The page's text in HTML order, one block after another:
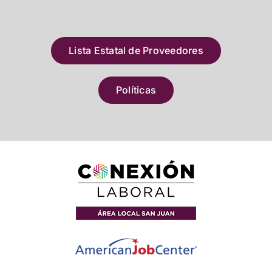
Lista Estatal de Proveedores
Políticas